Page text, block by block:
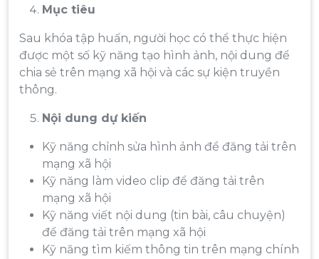
Mục tiêu
Sau khóa tập huấn, người học có thể thực hiện
được một số kỹ năng tạo hình ảnh, nội dung để
chia sẻ trên mạng xã hội và các sự kiện truyền
thông.
Nội dung dự kiến
Kỹ năng chỉnh sửa hình ảnh để đăng tải trên
mạng xã hội
Kỹ năng làm video clip để đăng tải trên
mạng xã hội
Kỹ năng viết nội dung (tin bài, câu chuyện)
để đăng tải trên mạng xã hội
Kỹ năng tìm kiếm thông tin trên mạng chính